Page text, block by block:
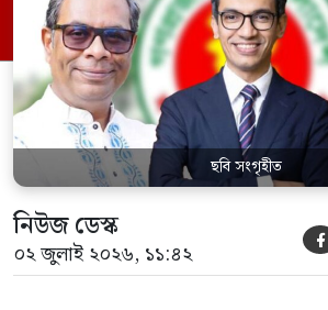
স্বাস্থ্য প্রতিমন্ত্রী, বাংলাদেশ
কর্তৃপক্ষ (বিডা)-এর নির্বাহী
জাতীয় […]
ছবি সংগৃহীত
নিউজ ডেস্ক
০২ জুলাই ২০২৬, ১১:৪২ 